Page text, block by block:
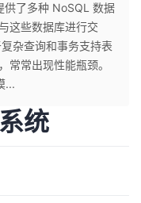
供了多种 NoSQL 数据
这些数据库进行交
杂查询和事务支持表
常常出现性能瓶颈。
...
统